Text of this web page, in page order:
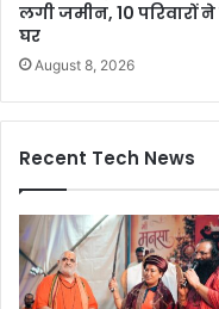
लगी जमीन, 10 परिवारों
घर
August 8, 2026
Recent Tech News